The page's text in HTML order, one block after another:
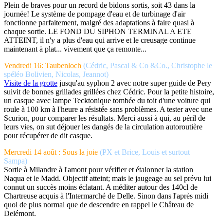
Plein de braves pour un record de bidons sortis, soit 43 dans la
journée! Le système de pompage d'eau et de turbinage d'air
fonctionne parfaitement, malgré des adaptations à faire quasi à
chaque sortie. LE FOND DU SIPHON TERMINAL A ETE
ATTEINT, il n'y a plus d'eau qui arrive et le creusage continue
maintenant à plat... vivement que ça remonte...
Vendredi 16: Taubenloch (Cédric, Pascal & Co &Co., Christophe le
spéléo Bolivien, Nicolas, Jeannot)
Visite de la grotte jusqu'au syphon 2 avec notre super guide de Pery
suivit de bonnes grillades grillées chez Cédric. Pour la petite histoire,
un casque avec lampe Tecktonique tombée du toit d'une voiture qui
roule à 100 km à l'heure a résistée sans problèmes. A tester avec une
Scurion, pour comparer les résultats. Merci aussi à qui, au péril de
leurs vies, on sut déjouer les dangés de la circulation autoroutière
pour récupérer de dit casque.
Mercredi 14 août : Sous la joie (PX et Brice, Louis et surtout
Sampa)
Sortie à Milandre à l'amont pour vérifier et étalonner la station
Naqua et le Madd. Objectif atteint; mais le jaugeage au sel prévu lui
connut un succès moins éclatant. A méditer autour des 140cl de
Chartreuse acquis à l'Intermarché de Delle. Sinon dans l'après midi
quoi de plus normal que de descendre en rappel le Château de
Delémont.